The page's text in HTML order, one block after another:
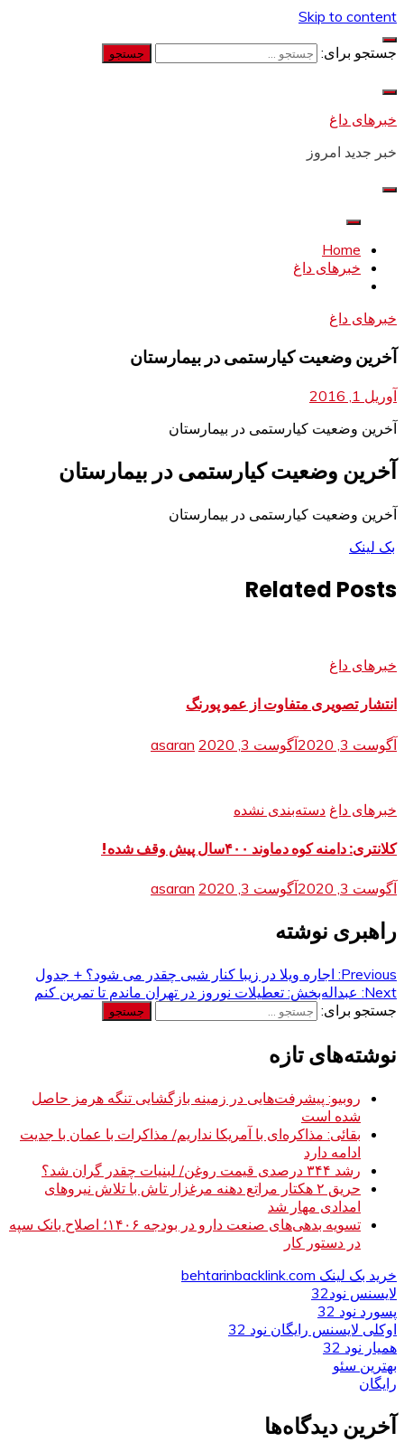
Skip to content
جستجو برای:
خبرهای داغ
خبر جدید امروز
Home
خبرهای داغ
خبرهای داغ
آخرین وضعیت کیارستمی در بیمارستان
آوریل 1, 2016
آخرین وضعیت کیارستمی در بیمارستان
آخرین وضعیت کیارستمی در بیمارستان
آخرین وضعیت کیارستمی در بیمارستان
بک لینک
Related Posts
خبرهای داغ
انتشار تصویری متفاوت از عمو پورنگ
آگوست 3, 2020 آگوست 3, 2020 asaran
خبرهای داغ دسته‌بندی نشده
کلانتری: دامنه کوه دماوند ۴۰۰سال پیش وقف شده!
آگوست 3, 2020 آگوست 3, 2020 asaran
راهبری نوشته
Previous: اجاره ویلا در زیبا کنار شبی چقدر می شود؟ + جدول
Next: عبداله‌بخش: تعطیلات نوروز در تهران ماندم تا تمرین کنم
جستجو برای:
نوشته‌های تازه
روبیو: پیشرفت‌هایی در زمینه بازگشایی تنگه هرمز حاصل
شده است
بقائی: مذاکره‌ای با آمریکا نداریم/ مذاکرات با عمان با جدیت
ادامه دارد
رشد ۳۴۴ درصدی قیمت روغن/ لبنیات چقدر گران شد؟
حریق ۲ هکتار مراتع دهنه مرغزار تاش با تلاش نیروهای
امدادی مهار شد
تسویه بدهی‌های صنعت دارو در بودجه ۱۴۰۶؛ اصلاح بانک سپه
در دستور کار
خرید بک لینک behtarinbacklink.com
لایسنس نود32
پسورد نود 32
اوکلی لایسنس رایگان نود 32
همیار نود 32
بهترین سئو
رایگان
آخرین دیدگاه‌ها